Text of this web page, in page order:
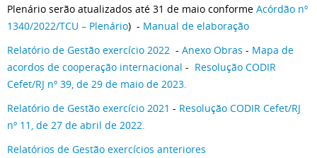
Plenário serão atualizados até 31 de maio conforme Acórdão nº
1340/2022/TCU – Plenário) - Manual de elaboração
Relatório de Gestão exercício 2022 - Anexo Obras - Mapa de
acordos de cooperação internacional - Resolução CODIR
Cefet/RJ nº 39, de 29 de maio de 2023.
Relatório de Gestão exercício 2021 - Resolução CODIR Cefet/RJ
nº 11, de 27 de abril de 2022.
Relatórios de Gestão exercícios anteriores